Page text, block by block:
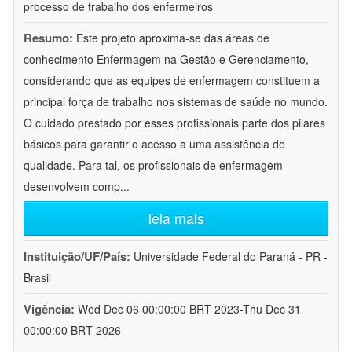
processo de trabalho dos enfermeiros
Resumo: Este projeto aproxima-se das áreas de
conhecimento Enfermagem na Gestão e Gerenciamento,
considerando que as equipes de enfermagem constituem a
principal força de trabalho nos sistemas de saúde no mundo.
O cuidado prestado por esses profissionais parte dos pilares
básicos para garantir o acesso a uma assistência de
qualidade. Para tal, os profissionais de enfermagem
desenvolvem comp...
leia mais
Instituição/UF/País: Universidade Federal do Paraná - PR -
Brasil
Vigência: Wed Dec 06 00:00:00 BRT 2023-Thu Dec 31
00:00:00 BRT 2026